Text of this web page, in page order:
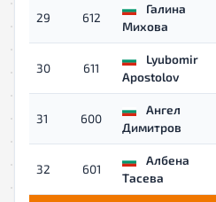
29 612
Галина
Михова
30 611
Lyubomir
Apostolov
31 600
Ангел
Димитров
32 601
Албена
Тасевa